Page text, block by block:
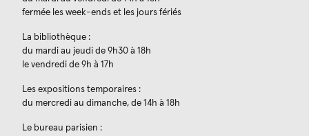
fermée les week-ends et les jours fériés
La bibliothèque :
du mardi au jeudi de 9h30 à 18h
le vendredi de 9h à 17h
Les expositions temporaires :
du mercredi au dimanche, de 14h à 18h
Le bureau parisien :